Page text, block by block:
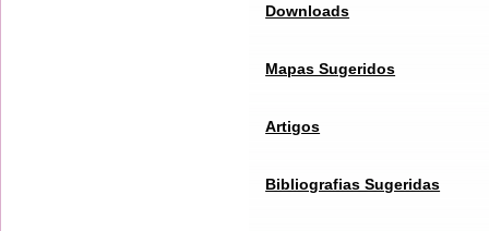
Downloads
Mapas Sugeridos
Artigos
Bibliografias Sugeridas